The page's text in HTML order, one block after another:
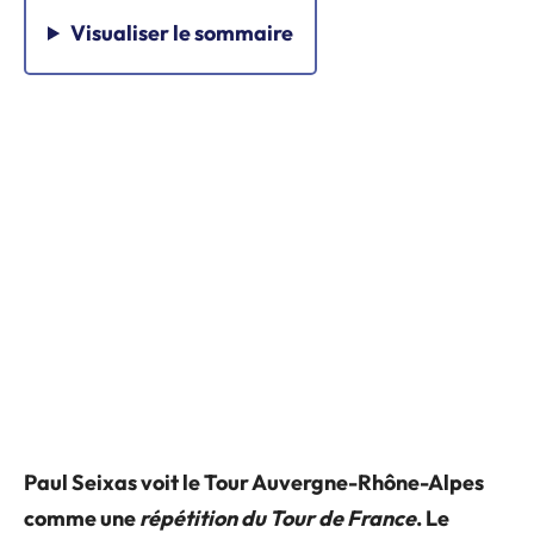
Visualiserle sommaire
Paul Seixas voit le Tour Auvergne-Rhône-Alpes
comme unerépétition du Tour de France. Le